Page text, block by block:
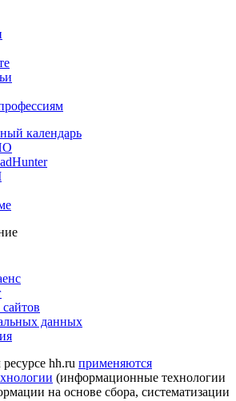
календарь
данных
hh.ru применяются
(информационные технологии
на основе сбора, систематизации